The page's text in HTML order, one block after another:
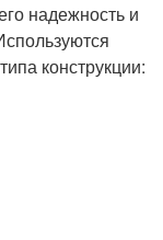
надежность и
конструкции: